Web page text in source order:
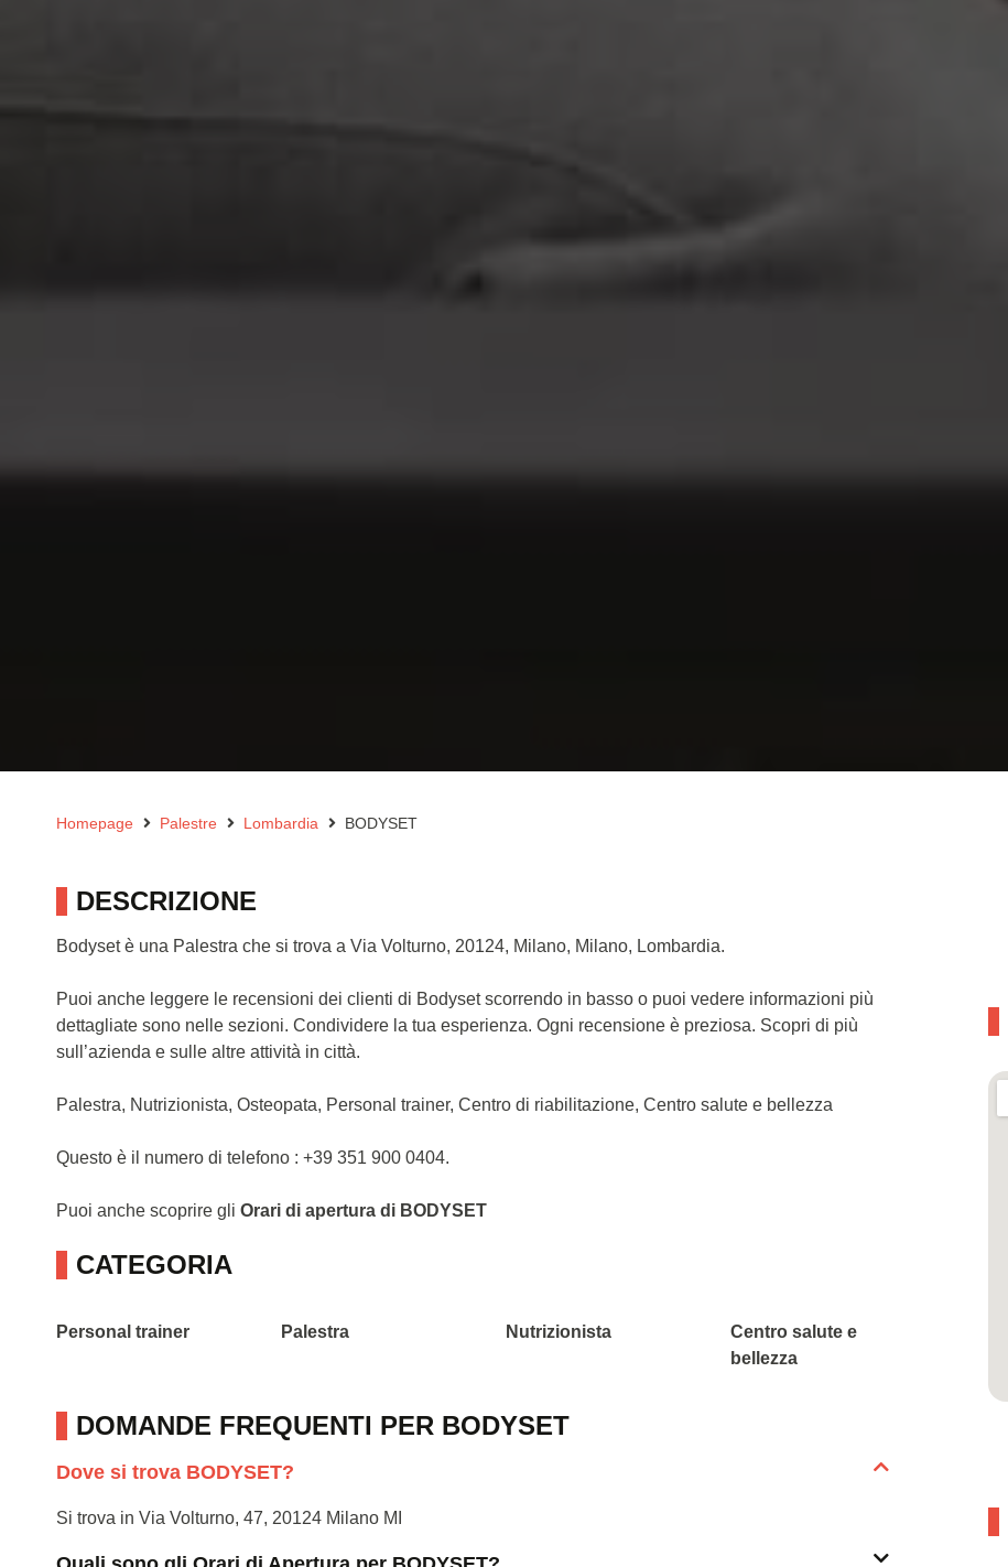
Homepage Palestre Lombardia BODYSET
DESCRIZIONE
Bodyset è una Palestra che si trova a Via Volturno, 20124, Milano, Milano, Lombardia.
Puoi anche leggere le recensioni dei clienti di Bodyset scorrendo in basso o puoi vedere informazioni più
dettagliate sono nelle sezioni. Condividere la tua esperienza. Ogni recensione è preziosa. Scopri di più
sull’azienda e sulle altre attività in città.
Palestra, Nutrizionista, Osteopata, Personal trainer, Centro di riabilitazione, Centro salute e bellezza
Questo è il numero di telefono : +39 351 900 0404.
Puoi anche scoprire gli Orari di apertura di BODYSET
CATEGORIA
Personal trainer Palestra Nutrizionista
Centro salute e
bellezza
DOMANDE FREQUENTI PER BODYSET
Dove si trova BODYSET?
Si trova in Via Volturno, 47, 20124 Milano MI